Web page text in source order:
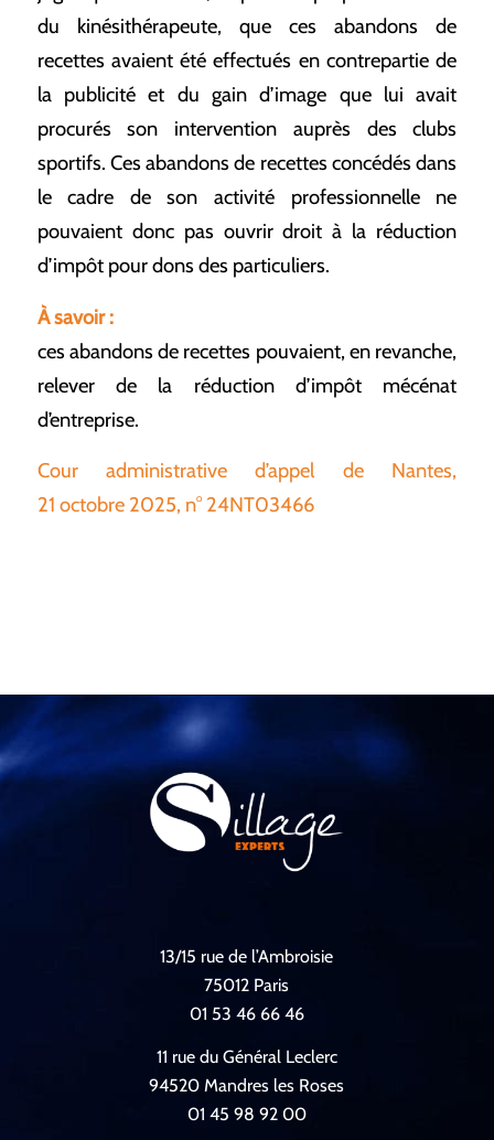
du kinésithérapeute, que ces abandons de
recettes avaient été effectués en contrepartie de
la publicité et du gain d’image que lui avait
procurés son intervention auprès des clubs
sportifs. Ces abandons de recettes concédés dans
le cadre de son activité professionnelle ne
pouvaient donc pas ouvrir droit à la réduction
d’impôt pour dons des particuliers.
À savoir :
ces abandons de recettes pouvaient, en revanche,
relever de la réduction d’impôt mécénat
d’entreprise.
Cour administrative d’appel de Nantes,
21 octobre 2025, n° 24NT03466
13/15 rue de l’Ambroisie
75012 Paris
01 53 46 66 46
11 rue du Général Leclerc
94520 Mandres les Roses
01 45 98 92 00